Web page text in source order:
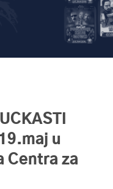
u
Centra za